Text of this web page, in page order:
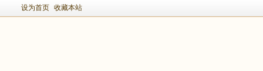
设为首页 收藏本站